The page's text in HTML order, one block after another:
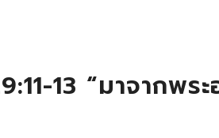
13 “มาจากพระ